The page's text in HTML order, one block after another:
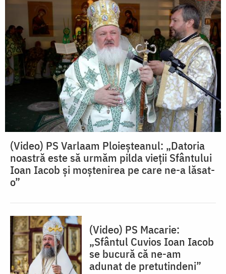
(Video) PS Varlaam Ploieșteanul: „Datoria
noastră este să urmăm pilda vieții Sfântului
Ioan Iacob și moștenirea pe care ne-a lăsat-
o”
(Video) PS Macarie:
„Sfântul Cuvios Ioan Iacob
se bucură că ne-am
adunat de pretutindeni”